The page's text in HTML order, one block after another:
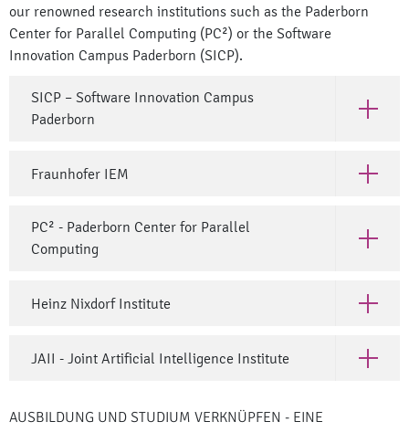
our renowned research institutions such as the Paderborn
Center for Parallel Computing (PC²) or the Software
Innovation Campus Paderborn (SICP).
SICP – Software Innovation Campus
Paderborn
Open
Fraunhofer IEM Open
PC² - Paderborn Center for Parallel
Computing
Open
Heinz Nixdorf Institute Open
JAII - Joint Artificial Intelligence Institute Open
AUSBILDUNG UND STUDIUM VERKNÜPFEN - EINE